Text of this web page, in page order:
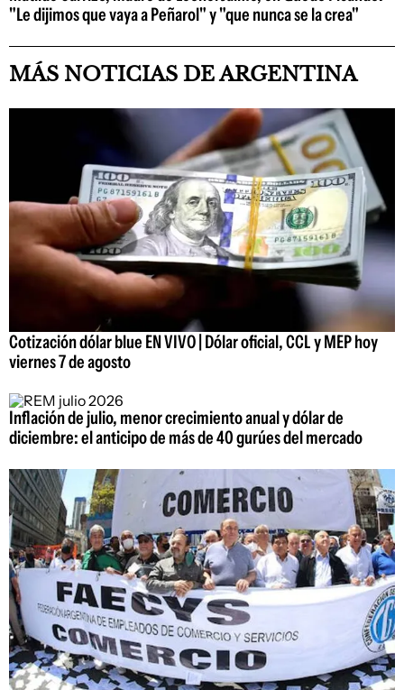
"Le dijimos que vaya a Peñarol" y "que nunca se la crea"
MÁS NOTICIAS DE ARGENTINA
Cotización dólar blue EN VIVO | Dólar oficial, CCL y MEP hoy
viernes 7 de agosto
Inflación de julio, menor crecimiento anual y dólar de
diciembre: el anticipo de más de 40 gurúes del mercado